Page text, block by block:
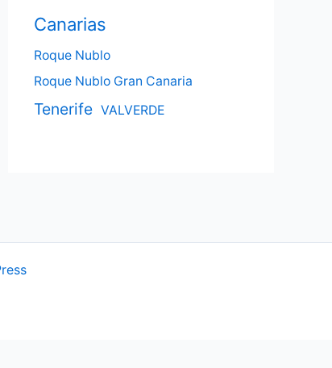
Canarias
Roque Nublo
Roque Nublo Gran Canaria
Tenerife VALVERDE